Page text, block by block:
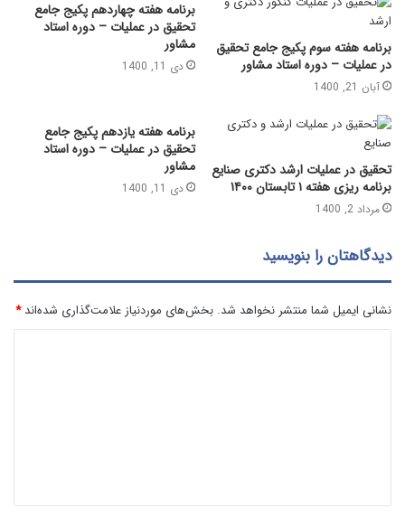
برنامه هفته سوم پکیج جامع تحقیق
در عملیات – دوره استاد مشاور
آبان 21, 1400
برنامه هفته چهاردهم پکیج جامع
تحقیق در عملیات – دوره استاد
مشاور
دی 11, 1400
تحقیق در عملیات ارشد دکتری صنایع
برنامه ریزی هفته ۱ تابستان ۱۴۰۰
مرداد 2, 1400
برنامه هفته یازدهم پکیج جامع
تحقیق در عملیات – دوره استاد
مشاور
دی 11, 1400
دیدگاهتان را بنویسید
نشانی ایمیل شما منتشر نخواهد شد. بخش‌های موردنیاز علامت‌گذاری شده‌اند*
*